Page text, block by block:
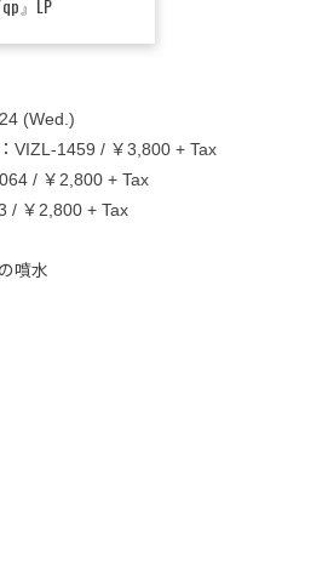
』LP
(Wed.)
VIZL-1459 / ￥3,800 + Tax
/ ￥2,800 + Tax
/ ￥2,800 + Tax
噴水